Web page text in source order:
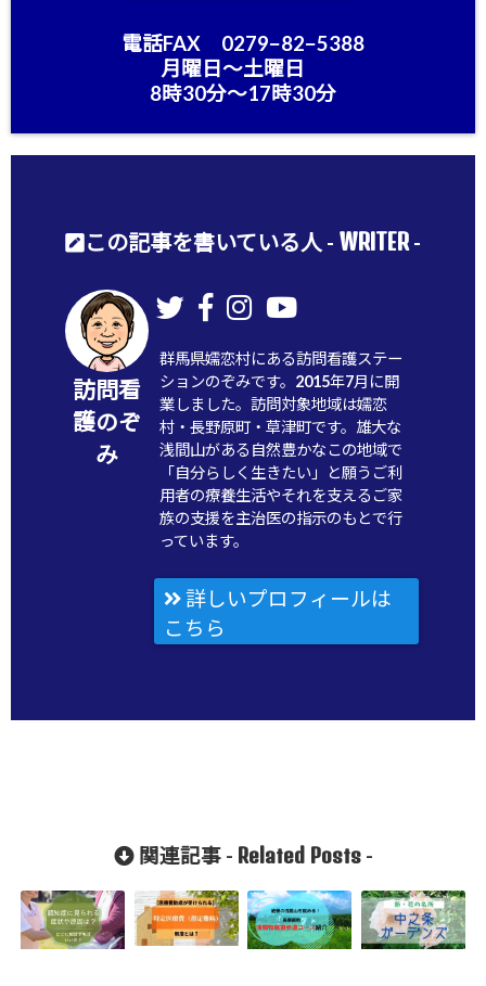
電話FAX 0279−82−5388
月曜日〜土曜日
8時30分〜17時30分
この記事を書いている人 - WRITER-
訪問看
護のぞ
み
群馬県嬬恋村にある訪問看護ステー
ションのぞみです。2015年7月に開
業しました。訪問対象地域は嬬恋
村・長野原町・草津町です。雄大な
浅間山がある自然豊かなこの地域で
「自分らしく生きたい」と願うご利
用者の療養生活やそれを支えるご家
族の支援を主治医の指示のもとで行
っています。
詳しいプロフィールは
こちら
関連記事 - Related Posts-